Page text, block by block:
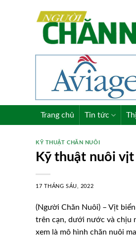
Trang chủ Tin tức
KỸ THUẬT CHĂN NUÔI
Kỹ thuật nuôi
17 THÁNG SÁU, 2022
(Người Chăn Nuôi) – Vịt
trên cạn, dưới nước và chịu
xem là mô hình chăn nuôi